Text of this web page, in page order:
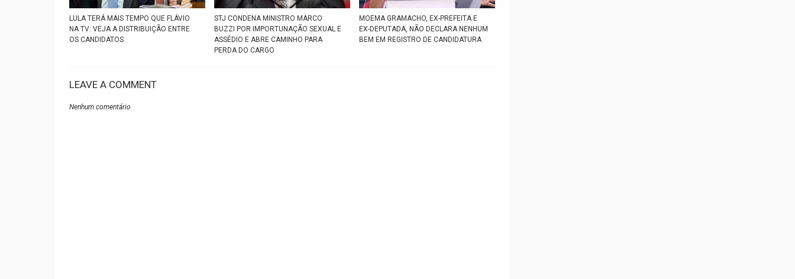
LULA TERÁ MAIS TEMPO QUE FLÁVIO
NA TV: VEJA A DISTRIBUIÇÃO ENTRE
OS CANDIDATOS
STJ CONDENA MINISTRO MARCO
BUZZI POR IMPORTUNAÇÃO SEXUAL E
ASSÉDIO E ABRE CAMINHO PARA
PERDA DO CARGO
MOEMA GRAMACHO, EX-PREFEITA E
EX-DEPUTADA, NÃO DECLARA NENHUM
BEM EM REGISTRO DE CANDIDATURA
LEAVE A COMMENT
Nenhum comentário